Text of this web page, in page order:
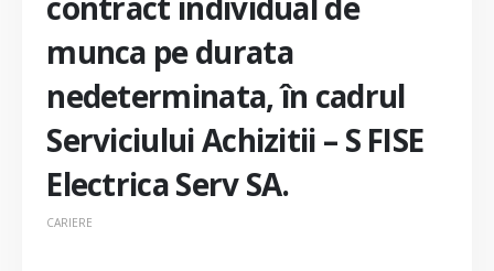
munca pe durata
nedeterminata, în cadrul
Serviciului Achizitii – S FISE
Electrica Serv SA.
CARIERE